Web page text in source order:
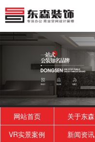
网站首页 关于东森
VR实景案例
新闻资讯